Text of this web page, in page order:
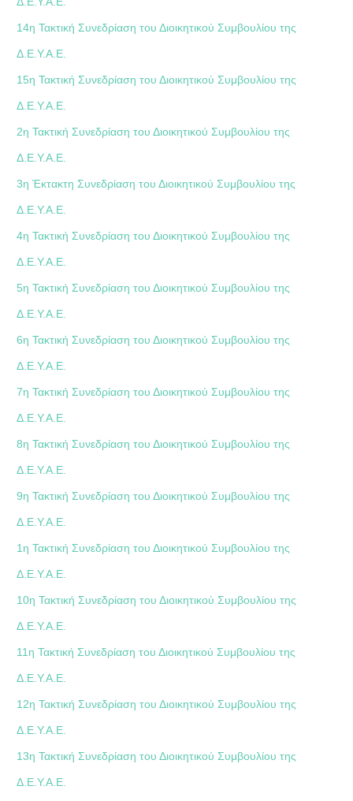
14η Τακτική Συνεδρίαση του Διοικητικού Συμβουλίου της
Δ.Ε.Υ.Α.Ε.
15η Τακτική Συνεδρίαση του Διοικητικού Συμβουλίου της
Δ.Ε.Υ.Α.Ε.
2η Τακτική Συνεδρίαση του Διοικητικού Συμβουλίου της
Δ.Ε.Υ.Α.Ε.
3η Έκτακτη Συνεδρίαση του Διοικητικού Συμβουλίου της
Δ.Ε.Υ.Α.Ε.
4η Τακτική Συνεδρίαση του Διοικητικού Συμβουλίου της
Δ.Ε.Υ.Α.Ε.
5η Τακτική Συνεδρίαση του Διοικητικού Συμβουλίου της
Δ.Ε.Υ.Α.Ε.
6η Τακτική Συνεδρίαση του Διοικητικού Συμβουλίου της
Δ.Ε.Υ.Α.Ε.
7η Τακτική Συνεδρίαση του Διοικητικού Συμβουλίου της
Δ.Ε.Υ.Α.Ε.
8η Τακτική Συνεδρίαση του Διοικητικού Συμβουλίου της
Δ.Ε.Υ.Α.Ε.
9η Τακτική Συνεδρίαση του Διοικητικού Συμβουλίου της
Δ.Ε.Υ.Α.Ε.
1η Τακτική Συνεδρίαση του Διοικητικού Συμβουλίου της
Δ.Ε.Υ.Α.Ε.
10η Τακτική Συνεδρίαση του Διοικητικού Συμβουλίου της
Δ.Ε.Υ.Α.Ε.
11η Τακτική Συνεδρίαση του Διοικητικού Συμβουλίου της
Δ.Ε.Υ.Α.Ε.
12η Τακτική Συνεδρίαση του Διοικητικού Συμβουλίου της
Δ.Ε.Υ.Α.Ε.
13η Τακτική Συνεδρίαση του Διοικητικού Συμβουλίου της
Δ.Ε.Υ.Α.Ε.